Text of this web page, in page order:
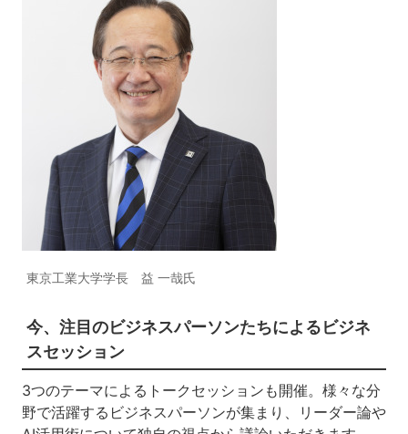
東京工業大学学長 益 一哉氏
今、注目のビジネスパーソンたちによるビジネ
スセッション
3つのテーマによるトークセッションも開催。様々な分
野で活躍するビジネスパーソンが集まり、リーダー論や